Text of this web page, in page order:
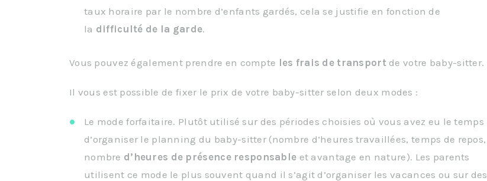
taux horaire par le nombre d’enfants gardés, cela se justifie en fonction de
la difficulté de la garde.
Vous pouvez également prendre en compte les frais de transportde votre baby-sitter.
Il vous est possible de fixer le prix de votre baby-sitter selon deux modes :
Le mode forfaitaire. Plutôt utilisé sur des périodes choisies où vous avez eu le temps
d’organiser le planning du baby-sitter (nombre d’heures travaillées, temps de repos,
nombre d’heures de présence responsable et avantage en nature). Les parents
utilisent ce mode le plus souvent quand il s’agit d’organiser les vacances ou sur des